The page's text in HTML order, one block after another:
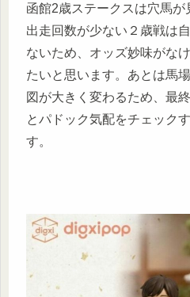
函館2歳ステークスは穴馬が
出走回数が少ない２歳戦は
ないため、オッズ妙味がな
たいと思います。あとは馬
図が大きく変わるため、最
とパドック気配をチェック
す。